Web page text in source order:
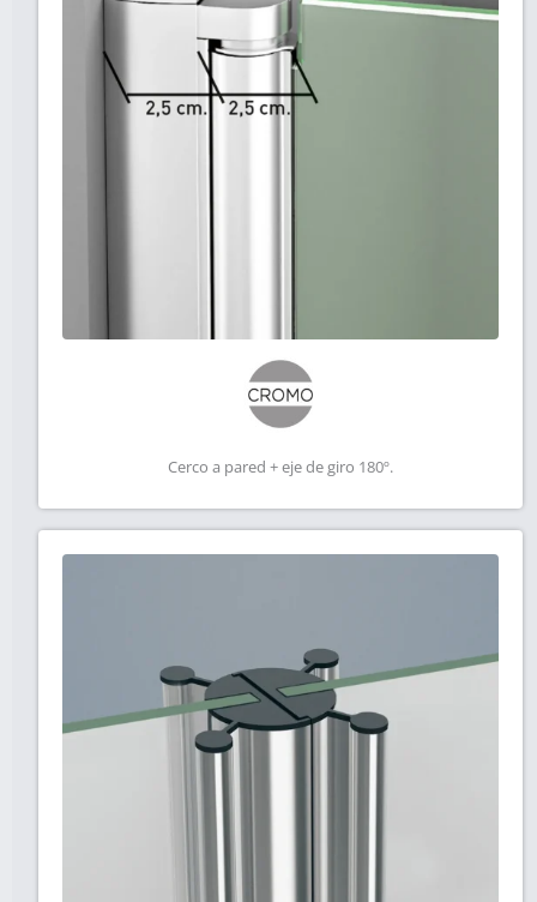
Cerco a pared + eje de giro 180º.